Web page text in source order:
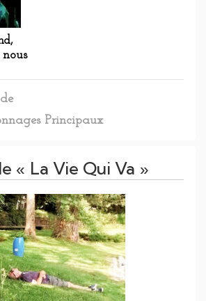
Principaux
« La Vie Qui Va »